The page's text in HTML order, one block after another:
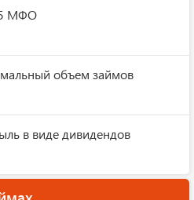
МФО
объем займов
в виде дивидендов